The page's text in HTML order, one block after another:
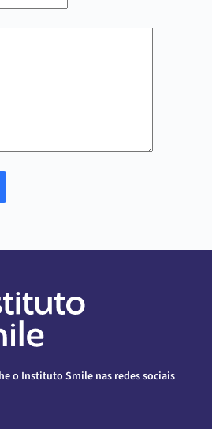
o Instituto Smile nas redes sociais